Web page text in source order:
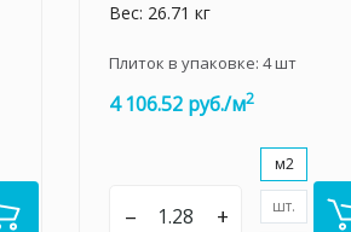
Вес: 26.71 кг
Плиток в упаковке: 4шт
4 106.52 руб./м2
– +
м2
шт.